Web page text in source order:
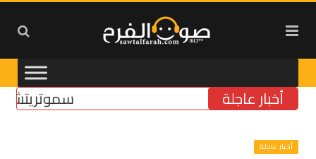
أخبار عاجلة سموتريتش:
أخبار عاجلة